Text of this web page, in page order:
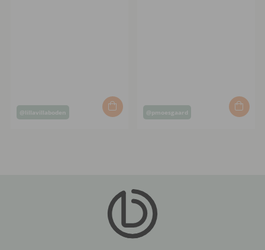
Post
@lillavillaboden
Post
@pmoesgaard